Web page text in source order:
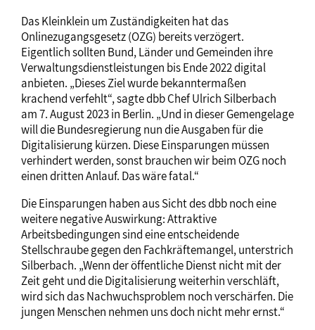
Das Kleinklein um Zuständigkeiten hat das
Onlinezugangsgesetz (OZG) bereits verzögert.
Eigentlich sollten Bund, Länder und Gemeinden ihre
Verwaltungsdienstleistungen bis Ende 2022 digital
anbieten. „Dieses Ziel wurde bekanntermaßen
krachend verfehlt“, sagte dbb Chef Ulrich Silberbach
am 7. August 2023 in Berlin. „Und in dieser Gemengelage
will die Bundesregierung nun die Ausgaben für die
Digitalisierung kürzen. Diese Einsparungen müssen
verhindert werden, sonst brauchen wir beim OZG noch
einen dritten Anlauf. Das wäre fatal.“
Die Einsparungen haben aus Sicht des dbb noch eine
weitere negative Auswirkung: Attraktive
Arbeitsbedingungen sind eine entscheidende
Stellschraube gegen den Fachkräftemangel, unterstrich
Silberbach. „Wenn der öffentliche Dienst nicht mit der
Zeit geht und die Digitalisierung weiterhin verschläft,
wird sich das Nachwuchsproblem noch verschärfen. Die
jungen Menschen nehmen uns doch nicht mehr ernst.“